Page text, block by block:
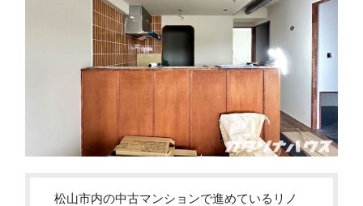
松山市内の中古マンションで進めているリノ